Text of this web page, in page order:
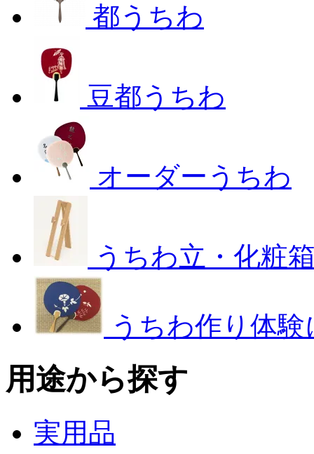
都うちわ
豆都うちわ
オーダーうちわ
うちわ立・化粧
うちわ作り体
用途から探す
実用品